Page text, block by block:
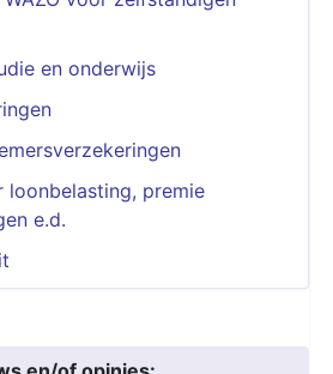
en onderwijs
loonbelasting, premie
e.d.